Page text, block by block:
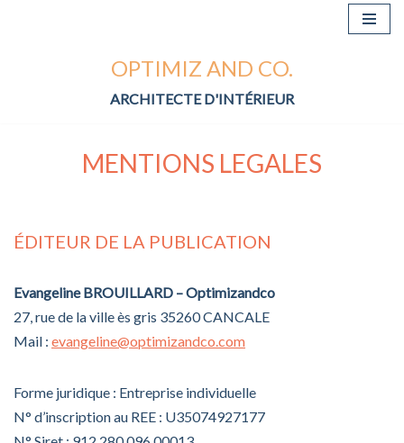
OPTIMIZ AND CO.
ARCHITECTE D'INTÉRIEUR
MENTIONS LEGALES
ÉDITEUR DE LA PUBLICATION
Evangeline BROUILLARD – Optimizandco
27, rue de la ville ès gris 35260 CANCALE
Mail : evangeline@optimizandco.com
Forme juridique : Entreprise individuelle
N° d’inscription au REE : U35074927177